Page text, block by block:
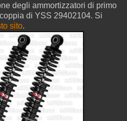
degli ammortizzatori di primo
di YSS 29402104. Si
sito.